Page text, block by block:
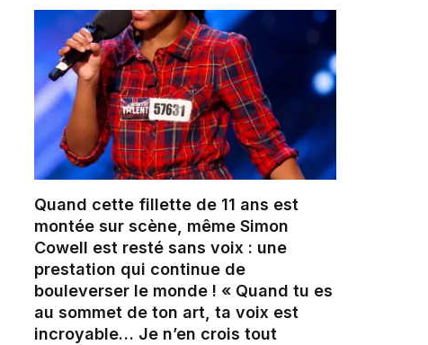
Quand cette fillette de 11 ans est
montée sur scène, même Simon
Cowell est resté sans voix : une
prestation qui continue de
bouleverser le monde ! « Quand tu es
au sommet de ton art, ta voix est
incroyable… Je n’en crois tout